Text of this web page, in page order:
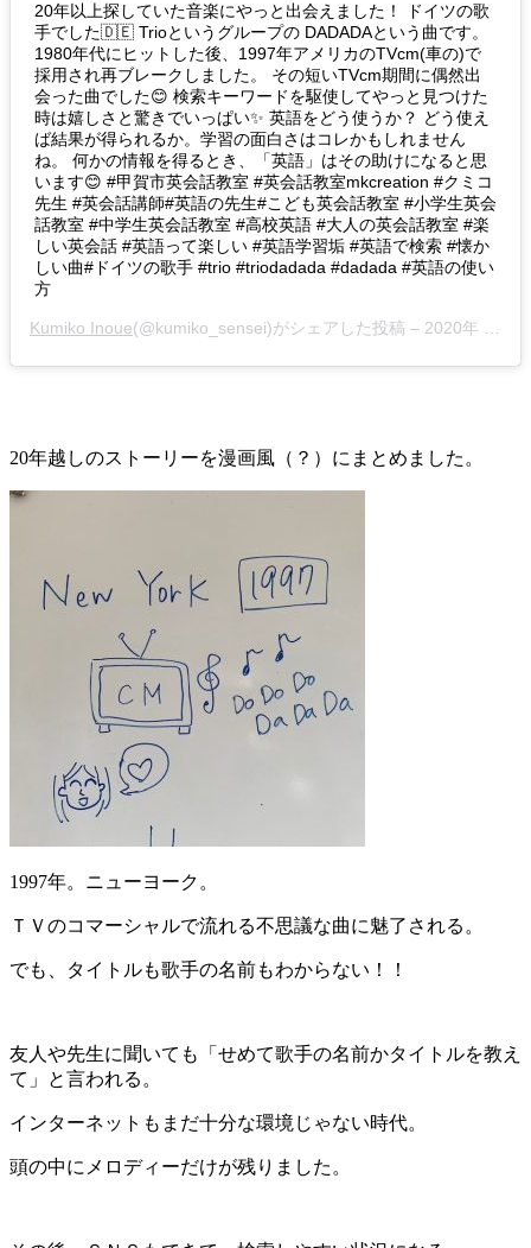
20年以上探していた音楽にやっと出会えました！ ドイツの歌
手でした🇩🇪 Trioというグループの DADADAという曲です。
1980年代にヒットした後、1997年アメリカのTVcm(車の)で
採用され再ブレークしました。 その短いTVcm期間に偶然出
会った曲でした😊 検索キーワードを駆使してやっと見つけた
時は嬉しさと驚きでいっぱい✨ 英語をどう使うか？ どう使え
ば結果が得られるか。学習の面白さはコレかもしれません
ね。 何かの情報を得るとき、「英語」はその助けになると思
います😊 #甲賀市英会話教室 #英会話教室mkcreation #クミコ
先生 #英会話講師#英語の先生#こども英会話教室 #小学生英会
話教室 #中学生英会話教室 #高校英語 #大人の英会話教室 #楽
しい英会話 #英語って楽しい #英語学習垢 #英語で検索 #懐か
しい曲#ドイツの歌手 #trio #triodadada #dadada #英語の使い
方
Kumiko Inoue(@kumiko_sensei)がシェアした投稿 – 2020年 8月月28日午後4時24分PDT
20年越しのストーリーを漫画風（？）にまとめました。
1997年。ニューヨーク。
ＴＶのコマーシャルで流れる不思議な曲に魅了される。
でも、タイトルも歌手の名前もわからない！！
友人や先生に聞いても「せめて歌手の名前かタイトルを教え
て」と言われる。
インターネットもまだ十分な環境じゃない時代。
頭の中にメロディーだけが残りました。